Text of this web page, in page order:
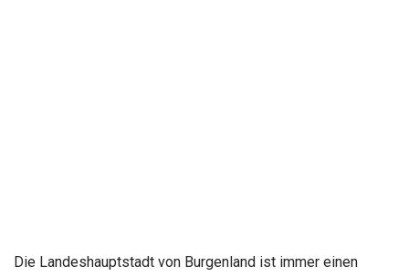
Die Landeshauptstadt von Burgenland ist immer einen